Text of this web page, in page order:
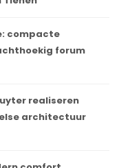
compacte
forum
realiseren
architectuur